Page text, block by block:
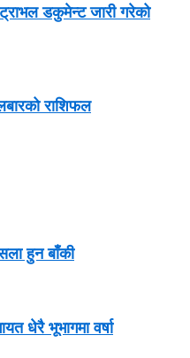
ट्राभल डकुमेन्ट जारी गरेको
राशिफल
हुन बाँकी
धेरै भूभागमा वर्षा